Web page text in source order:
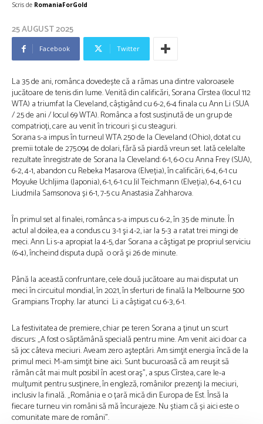
Scris de RomaniaForGold
25 AUGUST 2025
Facebook Twitter
La 35 de ani, românca dovedește că a rămas una dintre valoroasele
jucătoare de tenis din lume. Venită din calificări, Sorana Cîrstea (locul 112
WTA) a triumfat la Cleveland, câștigând cu 6-2, 6-4 finala cu Ann Li (SUA
/ 25 de ani / locul 69 WTA). Românca a fost susținută de un grup de
compatrioți, care au venit în tricouri și cu steaguri.
Sorana s-a impus în turneul WTA 250 de la Cleveland (Ohio), dotat cu
premii totale de 275.094 de dolari, fără să piardă vreun set. Iată celelalte
rezultate înregistrate de Sorana la Cleveland: 6-1, 6-0 cu Anna Frey (SUA),
6-2, 4-1, abandon cu Rebeka Masarova (Elveția), în calificări, 6-4, 6-1 cu
Moyuke Uchljima (Japonia), 6-1, 6-1 cu Jil Teichmann (Elveția), 6-4, 6-1 cu
Liudmila Samsonova și 6-1, 7-5 cu Anastasia Zahharova.
În primul set al finalei, românca s-a impus cu 6-2, în 35 de minute. În
actul al doilea, ea a condus cu 3-1 şi 4-2, iar la 5-3 a ratat trei mingi de
meci. Ann Li s-a apropiat la 4-5, dar Sorana a câştigat pe propriul serviciu
(6-4), încheind disputa după o oră şi 26 de minute.
Până la această confruntare, cele două jucătoare au mai disputat un
meci în circuitul mondial, în 2021, în sferturi de finală la Melbourne 500
Grampians Trophy. Iar atunci Li a câștigat cu 6-3, 6-1.
La festivitatea de premiere, chiar pe teren Sorana a ținut un scurt
discurs: „A fost o săptămână specială pentru mine. Am venit aici doar ca
să joc câteva meciuri. Aveam zero aşteptări. Am simţit energia încă de la
primul meci. M-am simţit bine aici. Sunt bucuroasă că am reuşit să
rămân cât mai mult posibil în acest oraş”, a spus Cîrstea, care le-a
mulţumit pentru susţinere, în engleză, românilor prezenţi la meciuri,
inclusiv la finală. „România e o țară mică din Europa de Est. Însă la
fiecare turneu vin români să mă încurajeze. Nu știam că și aici este o
comunitate mare de români”.